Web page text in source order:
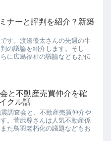
ナーと評判を紹介？新築
す。渡邊優太さんの先週の牛
の議論を紹介します。そし
に広島福祉の議論などもお伝
と不動産売買仲介を確
クル話
調査会と、不動産売買仲介や
。菅武尊さんは人気不動産係
た鳥羽老朽化の議題などもお